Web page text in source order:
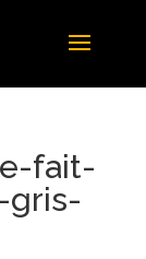
fait-
gris-